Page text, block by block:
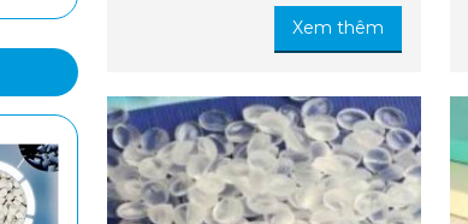
Xem thêm